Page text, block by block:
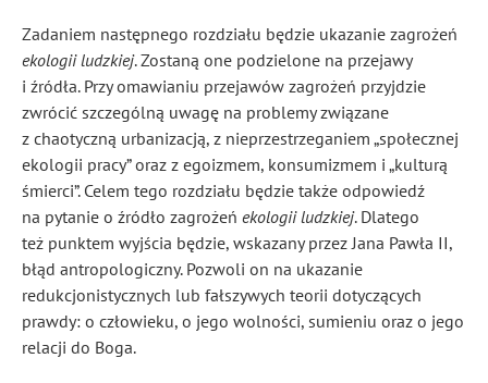
Zadaniem następnego rozdziału będzie ukazanie zagrożeń
ekologii ludzkiej. Zostaną one podzielone na przejawy
i źródła. Przy omawianiu przejawów zagrożeń przyjdzie
zwrócić szczególną uwagę na problemy związane
z chaotyczną urbanizacją, z nieprzestrzeganiem „społecznej
ekologii pracy” oraz z egoizmem, konsumizmem i „kulturą
śmierci”. Celem tego rozdziału będzie także odpowiedź
na pytanie o źródło zagrożeń ekologii ludzkiej. Dlatego
też punktem wyjścia będzie, wskazany przez Jana Pawła II,
błąd antropologiczny. Pozwoli on na ukazanie
redukcjonistycznych lub fałszywych teorii dotyczących
prawdy: o człowieku, o jego wolności, sumieniu oraz o jego
relacji do Boga.